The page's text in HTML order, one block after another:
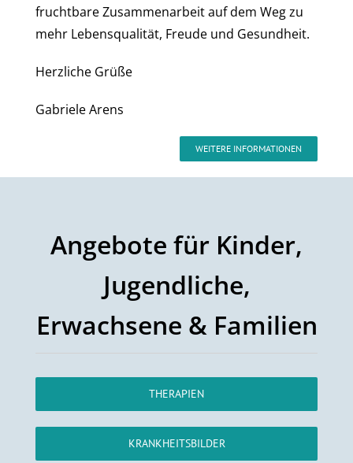
fruchtbare Zusammenarbeit auf dem Weg zu
mehr Lebensqualität, Freude und Gesundheit.
Herzliche Grüße
Gabriele Arens
WEITERE INFORMATIONEN
Angebote für Kinder,
Jugendliche,
Erwachsene & Familien
THERAPIEN
KRANKHEITSBILDER